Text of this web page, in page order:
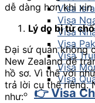
Visa
Visa
Visa
Visa
Visa
Visa
Visa
👉 Visa
dễ dàng hơn khi xin
Lý do bị từ
Đại sứ quán không
New Zealand để
hồ sơ. Vì thế với
trả lời cụ thể riêng.
như: